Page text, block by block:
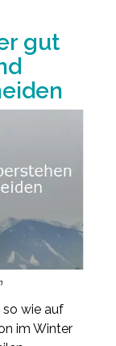
gut
so wie auf
im Winter